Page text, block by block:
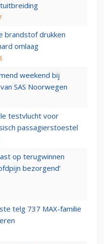
brandstof drukken
omlaag
weekend bij
SAS Noorwegen
testvlucht voor
passagierstoestel
op terugwinnen
bezorgend’
telg 737 MAX-familie